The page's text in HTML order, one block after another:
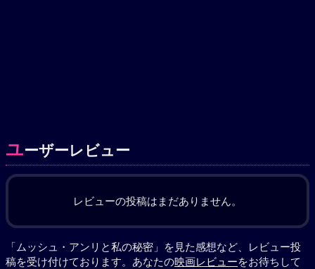
ユーザーレビュー
レビューの投稿はまだありません。
「ムッシュ・アンリと私の秘密」を見た感想など、レビュー投
稿を受け付けております。あなたの映画レビューをお待ちして